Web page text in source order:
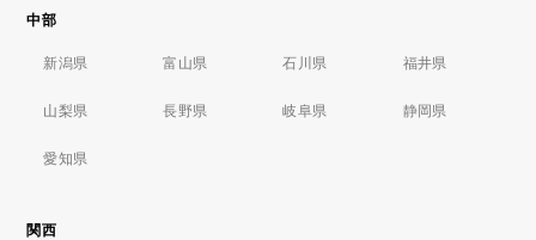
中部
新潟県 富山県 石川県 福井県
山梨県 長野県 岐阜県 静岡県
愛知県
関西